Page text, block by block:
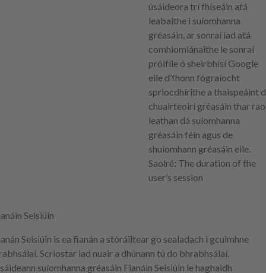
úsáideora trí fhíseáin atá
leabaithe i suíomhanna
gréasáin, ar sonraí iad atá
comhiomlánaithe le sonraí
próifíle ó sheirbhísí Google
eile d’fhonn fógraíocht
spriocdhírithe a thaispeáint
chuairteoirí gréasáin thar
leathan dá suíomhanna
gréasáin féin agus de
shuíomhann gréasáin eile.
Saolré: The duration of the
user’s session
Seisiúin
Seisiúin is ea fianán a stóráiltear go sealadach i gcuimhne
Scriostar iad nuair a dhúnann tú do bhrabhsálaí.
suíomhanna gréasáin Fianáin Seisiúin le haghaidh